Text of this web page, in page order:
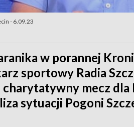
- 6.09.23
w porannej
sportowy Radia
mecz dla
sytuacji Pogoni